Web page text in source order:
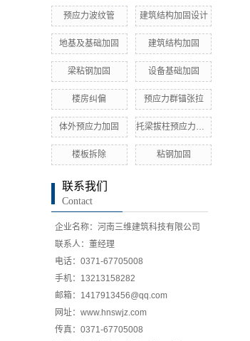
预应力波纹管 建筑结构加固设计
地基及基础加固 建筑结构加固
梁粘钢加固 设备基础加固
楼房纠偏 预应力群锚张拉
体外预应力加固 托梁拔柱预应力加固
楼板拆除 粘钢加固
联系我们
Contact
企业名称：河南三维建筑科技有限公司
联系人：董经理
电话：0371-67705008
手机：13213158282
邮箱：1417913456@qq.com
网址：www.hnswjz.com
传真：0371-67705008